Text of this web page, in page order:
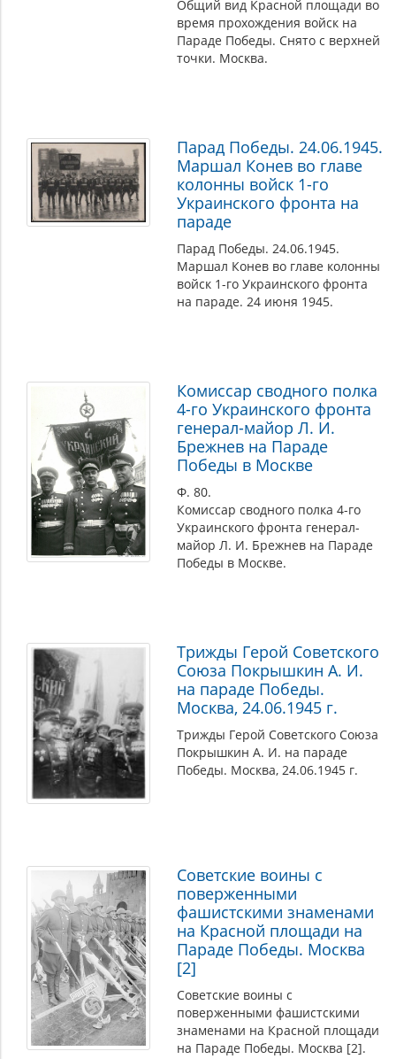
Общий вид Красной площади во
время прохождения войск на
Параде Победы. Снято с верхней
точки. Москва.
Парад Победы. 24.06.1945.
Маршал Конев во главе
колонны войск 1-го
Украинского фронта на
параде
Парад Победы. 24.06.1945.
Маршал Конев во главе колонны
войск 1-го Украинского фронта
на параде. 24 июня 1945.
Комиссар сводного полка
4-го Украинского фронта
генерал-майор Л. И.
Брежнев на Параде
Победы в Москве
Ф. 80.
Комиссар сводного полка 4-го
Украинского фронта генерал-
майор Л. И. Брежнев на Параде
Победы в Москве.
Трижды Герой Советского
Союза Покрышкин А. И.
на параде Победы.
Москва, 24.06.1945 г.
Трижды Герой Советского Союза
Покрышкин А. И. на параде
Победы. Москва, 24.06.1945 г.
Советские воины с
поверженными
фашистскими знаменами
на Красной площади на
Параде Победы. Москва
[2]
Советские воины с
поверженными фашистскими
знаменами на Красной площади
на Параде Победы. Москва [2].